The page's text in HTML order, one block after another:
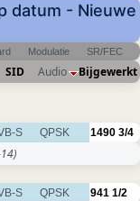
datum - Nieuwe
Modulatie SR/FEC
SID Audio Bijgewerkt
S QPSK 1490 3/4
S QPSK 941 1/2